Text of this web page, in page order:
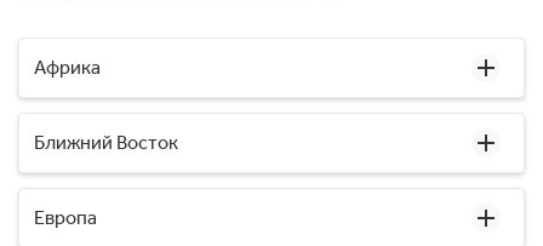
Африка
Ближний Восток
Европа